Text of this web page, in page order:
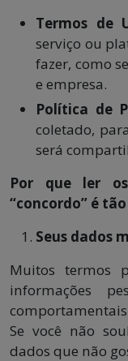
Termos de
serviço ou
fazer, como
e empresa.
Política de
coletado,
será
Por que ler
“concordo” é
Seus dados
Muitos termos
informações
Se você não
dados que não